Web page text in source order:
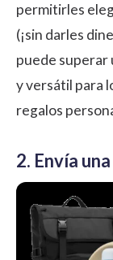
permitirles
(¡sin darles
puede superar
y versátil para
regalos
2. Envía